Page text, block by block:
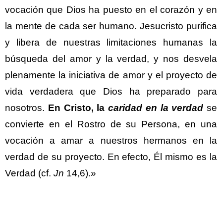
vocación que Dios ha puesto en el corazón y en
la mente de cada ser humano. Jesucristo purifica
y libera de nuestras limitaciones humanas la
búsqueda del amor y la verdad, y nos desvela
plenamente la iniciativa de amor y el proyecto de
vida verdadera que Dios ha preparado para
nosotros. En Cristo, la caridad en la verdad se
convierte en el Rostro de su Persona, en una
vocación a amar a nuestros hermanos en la
verdad de su proyecto. En efecto, Él mismo es la
Verdad (cf. Jn 14,6).»